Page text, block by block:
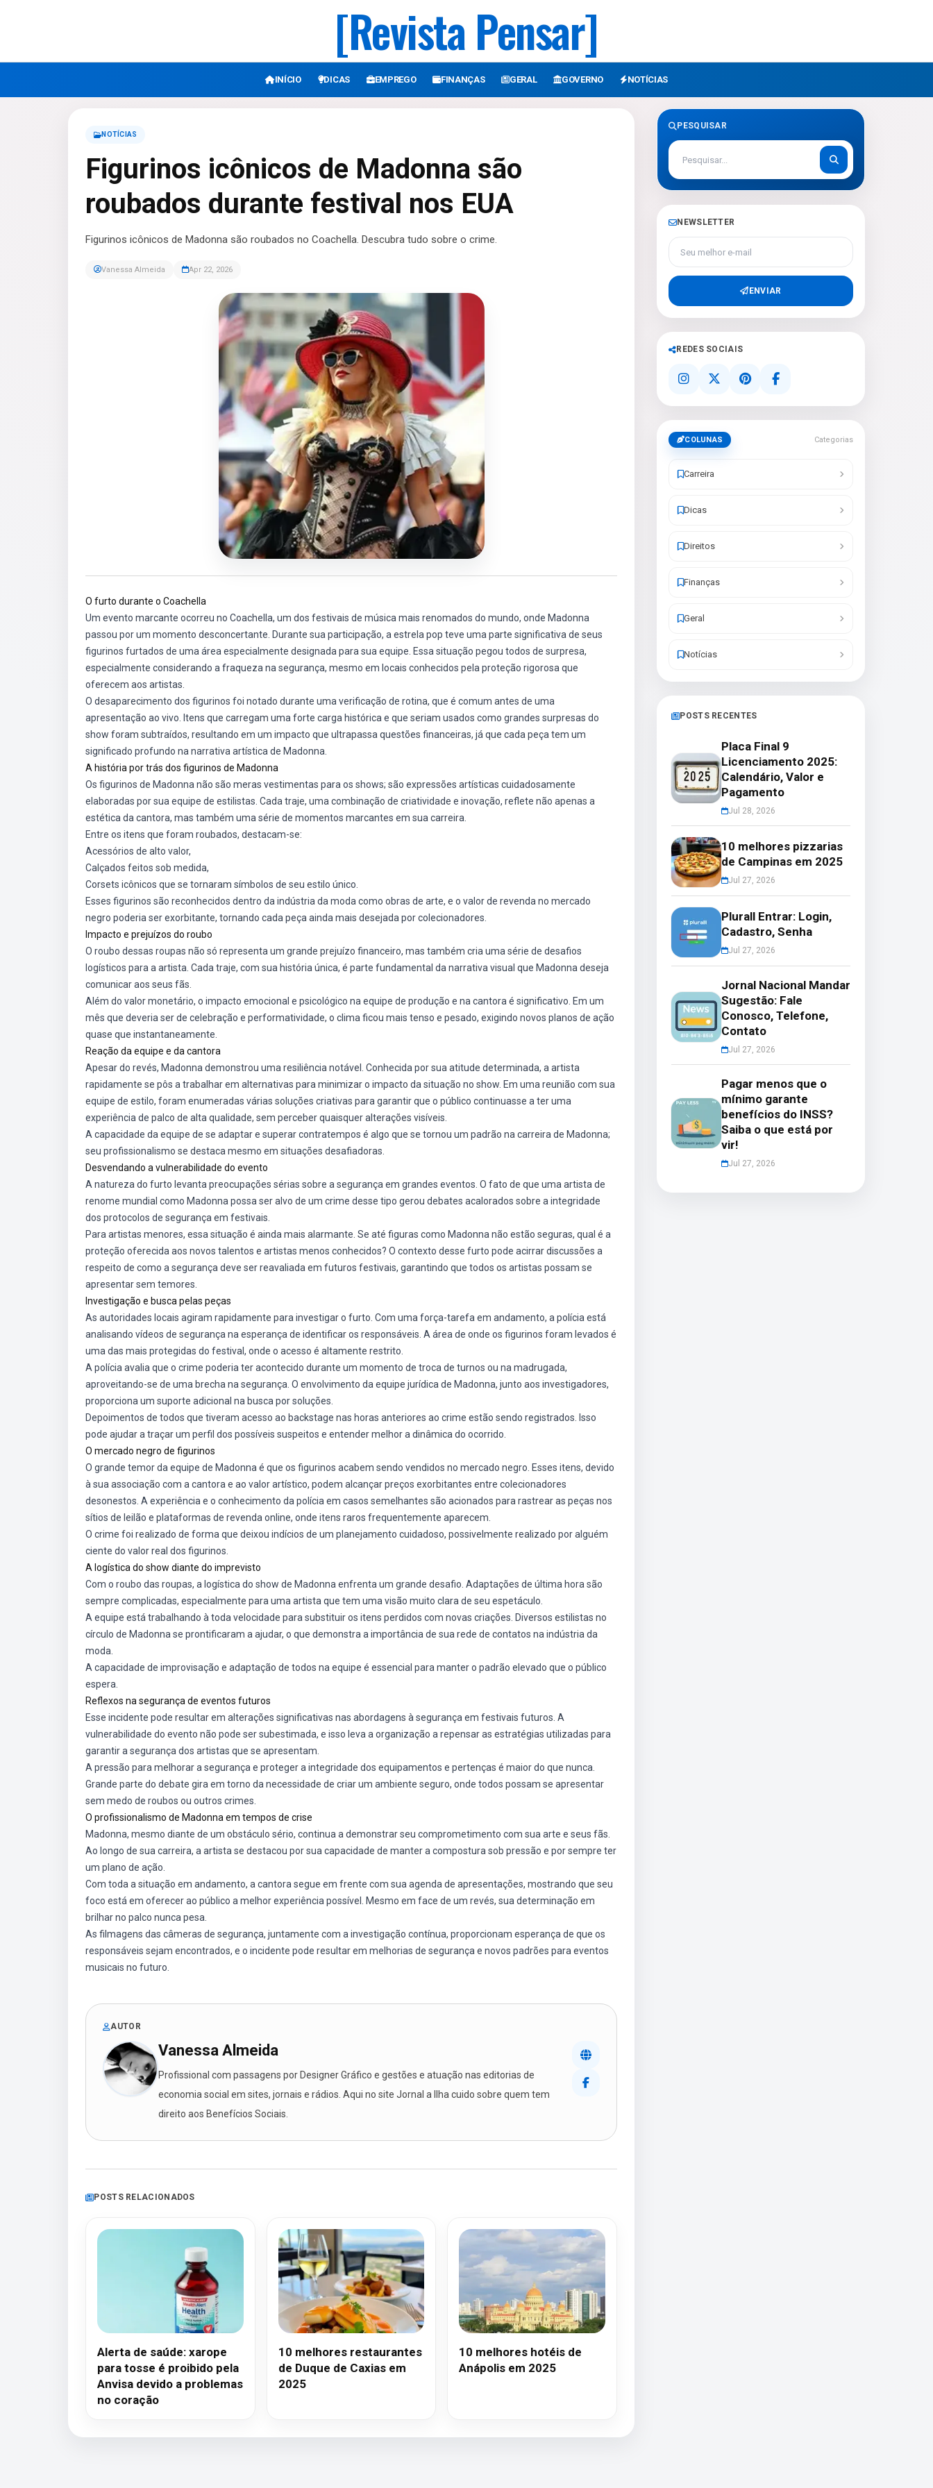
[Revista Pensar]
INÍCIO DICAS EMPREGO FINANÇAS GERAL GOVERNO NOTÍCIAS
NOTÍCIAS
Figurinos icônicos de Madonna são
roubados durante festival nos EUA
Figurinos icônicos de Madonna são roubados no Coachella. Descubra tudo sobre o crime.
Vanessa Almeida Apr 22, 2026
O furto durante o Coachella
Um evento marcante ocorreu no Coachella, um dos festivais de música mais renomados do mundo, onde Madonna
passou por um momento desconcertante. Durante sua participação, a estrela pop teve uma parte significativa de seus
figurinos furtados de uma área especialmente designada para sua equipe. Essa situação pegou todos de surpresa,
especialmente considerando a fraqueza na segurança, mesmo em locais conhecidos pela proteção rigorosa que
oferecem aos artistas.
O desaparecimento dos figurinos foi notado durante uma verificação de rotina, que é comum antes de uma
apresentação ao vivo. Itens que carregam uma forte carga histórica e que seriam usados como grandes surpresas do
show foram subtraídos, resultando em um impacto que ultrapassa questões financeiras, já que cada peça tem um
significado profundo na narrativa artística de Madonna.
A história por trás dos figurinos de Madonna
Os figurinos de Madonna não são meras vestimentas para os shows; são expressões artísticas cuidadosamente
elaboradas por sua equipe de estilistas. Cada traje, uma combinação de criatividade e inovação, reflete não apenas a
estética da cantora, mas também uma série de momentos marcantes em sua carreira.
Entre os itens que foram roubados, destacam-se:
Acessórios de alto valor,
Calçados feitos sob medida,
Corsets icônicos que se tornaram símbolos de seu estilo único.
Esses figurinos são reconhecidos dentro da indústria da moda como obras de arte, e o valor de revenda no mercado
negro poderia ser exorbitante, tornando cada peça ainda mais desejada por colecionadores.
Impacto e prejuízos do roubo
O roubo dessas roupas não só representa um grande prejuízo financeiro, mas também cria uma série de desafios
logísticos para a artista. Cada traje, com sua história única, é parte fundamental da narrativa visual que Madonna deseja
comunicar aos seus fãs.
Além do valor monetário, o impacto emocional e psicológico na equipe de produção e na cantora é significativo. Em um
mês que deveria ser de celebração e performatividade, o clima ficou mais tenso e pesado, exigindo novos planos de ação
quase que instantaneamente.
Reação da equipe e da cantora
Apesar do revés, Madonna demonstrou uma resiliência notável. Conhecida por sua atitude determinada, a artista
rapidamente se pôs a trabalhar em alternativas para minimizar o impacto da situação no show. Em uma reunião com sua
equipe de estilo, foram enumeradas várias soluções criativas para garantir que o público continuasse a ter uma
experiência de palco de alta qualidade, sem perceber quaisquer alterações visíveis.
A capacidade da equipe de se adaptar e superar contratempos é algo que se tornou um padrão na carreira de Madonna;
seu profissionalismo se destaca mesmo em situações desafiadoras.
Desvendando a vulnerabilidade do evento
A natureza do furto levanta preocupações sérias sobre a segurança em grandes eventos. O fato de que uma artista de
renome mundial como Madonna possa ser alvo de um crime desse tipo gerou debates acalorados sobre a integridade
dos protocolos de segurança em festivais.
Para artistas menores, essa situação é ainda mais alarmante. Se até figuras como Madonna não estão seguras, qual é a
proteção oferecida aos novos talentos e artistas menos conhecidos? O contexto desse furto pode acirrar discussões a
respeito de como a segurança deve ser reavaliada em futuros festivais, garantindo que todos os artistas possam se
apresentar sem temores.
Investigação e busca pelas peças
As autoridades locais agiram rapidamente para investigar o furto. Com uma força-tarefa em andamento, a polícia está
analisando vídeos de segurança na esperança de identificar os responsáveis. A área de onde os figurinos foram levados é
uma das mais protegidas do festival, onde o acesso é altamente restrito.
A polícia avalia que o crime poderia ter acontecido durante um momento de troca de turnos ou na madrugada,
aproveitando-se de uma brecha na segurança. O envolvimento da equipe jurídica de Madonna, junto aos investigadores,
proporciona um suporte adicional na busca por soluções.
Depoimentos de todos que tiveram acesso ao backstage nas horas anteriores ao crime estão sendo registrados. Isso
pode ajudar a traçar um perfil dos possíveis suspeitos e entender melhor a dinâmica do ocorrido.
O mercado negro de figurinos
O grande temor da equipe de Madonna é que os figurinos acabem sendo vendidos no mercado negro. Esses itens, devido
à sua associação com a cantora e ao valor artístico, podem alcançar preços exorbitantes entre colecionadores
desonestos. A experiência e o conhecimento da polícia em casos semelhantes são acionados para rastrear as peças nos
sítios de leilão e plataformas de revenda online, onde itens raros frequentemente aparecem.
O crime foi realizado de forma que deixou indícios de um planejamento cuidadoso, possivelmente realizado por alguém
ciente do valor real dos figurinos.
A logística do show diante do imprevisto
Com o roubo das roupas, a logística do show de Madonna enfrenta um grande desafio. Adaptações de última hora são
sempre complicadas, especialmente para uma artista que tem uma visão muito clara de seu espetáculo.
A equipe está trabalhando à toda velocidade para substituir os itens perdidos com novas criações. Diversos estilistas no
círculo de Madonna se prontificaram a ajudar, o que demonstra a importância de sua rede de contatos na indústria da
moda.
A capacidade de improvisação e adaptação de todos na equipe é essencial para manter o padrão elevado que o público
espera.
Reflexos na segurança de eventos futuros
Esse incidente pode resultar em alterações significativas nas abordagens à segurança em festivais futuros. A
vulnerabilidade do evento não pode ser subestimada, e isso leva a organização a repensar as estratégias utilizadas para
garantir a segurança dos artistas que se apresentam.
A pressão para melhorar a segurança e proteger a integridade dos equipamentos e pertenças é maior do que nunca.
Grande parte do debate gira em torno da necessidade de criar um ambiente seguro, onde todos possam se apresentar
sem medo de roubos ou outros crimes.
O profissionalismo de Madonna em tempos de crise
Madonna, mesmo diante de um obstáculo sério, continua a demonstrar seu comprometimento com sua arte e seus fãs.
Ao longo de sua carreira, a artista se destacou por sua capacidade de manter a compostura sob pressão e por sempre ter
um plano de ação.
Com toda a situação em andamento, a cantora segue em frente com sua agenda de apresentações, mostrando que seu
foco está em oferecer ao público a melhor experiência possível. Mesmo em face de um revés, sua determinação em
brilhar no palco nunca pesa.
As filmagens das câmeras de segurança, juntamente com a investigação contínua, proporcionam esperança de que os
responsáveis sejam encontrados, e o incidente pode resultar em melhorias de segurança e novos padrões para eventos
musicais no futuro.
AUTOR
Vanessa Almeida
Profissional com passagens por Designer Gráfico e gestões e atuação nas editorias de
economia social em sites, jornais e rádios. Aqui no site Jornal a Ilha cuido sobre quem tem
direito aos Benefícios Sociais.
POSTS RELACIONADOS
Alerta de saúde: xarope
para tosse é proibido pela
Anvisa devido a problemas
no coração
10 melhores restaurantes
de Duque de Caxias em
2025
10 melhores hotéis de
Anápolis em 2025
PESQUISAR
NEWSLETTER
Seu melhor e-mail
ENVIAR
REDES SOCIAIS
COLUNAS Categorias
Carreira
Dicas
Direitos
Finanças
Geral
Notícias
POSTS RECENTES
Placa Final 9
Licenciamento 2025:
Calendário, Valor e
Pagamento
Jul 28, 2026
10 melhores pizzarias
de Campinas em 2025
Jul 27, 2026
Plurall Entrar: Login,
Cadastro, Senha
Jul 27, 2026
Jornal Nacional Mandar
Sugestão: Fale
Conosco, Telefone,
Contato
Jul 27, 2026
Pagar menos que o
mínimo garante
benefícios do INSS?
Saiba o que está por
vir!
Jul 27, 2026